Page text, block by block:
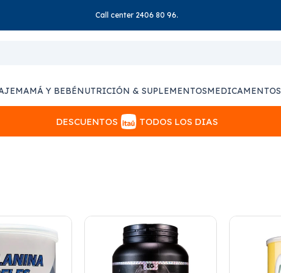
Call center 2406 80 96.
MAMÁ Y BEBÉNUTRICIÓN & SUPLEMENTOSMEDICAMENTOS
DESCUENTOS TODOS LOS DIAS